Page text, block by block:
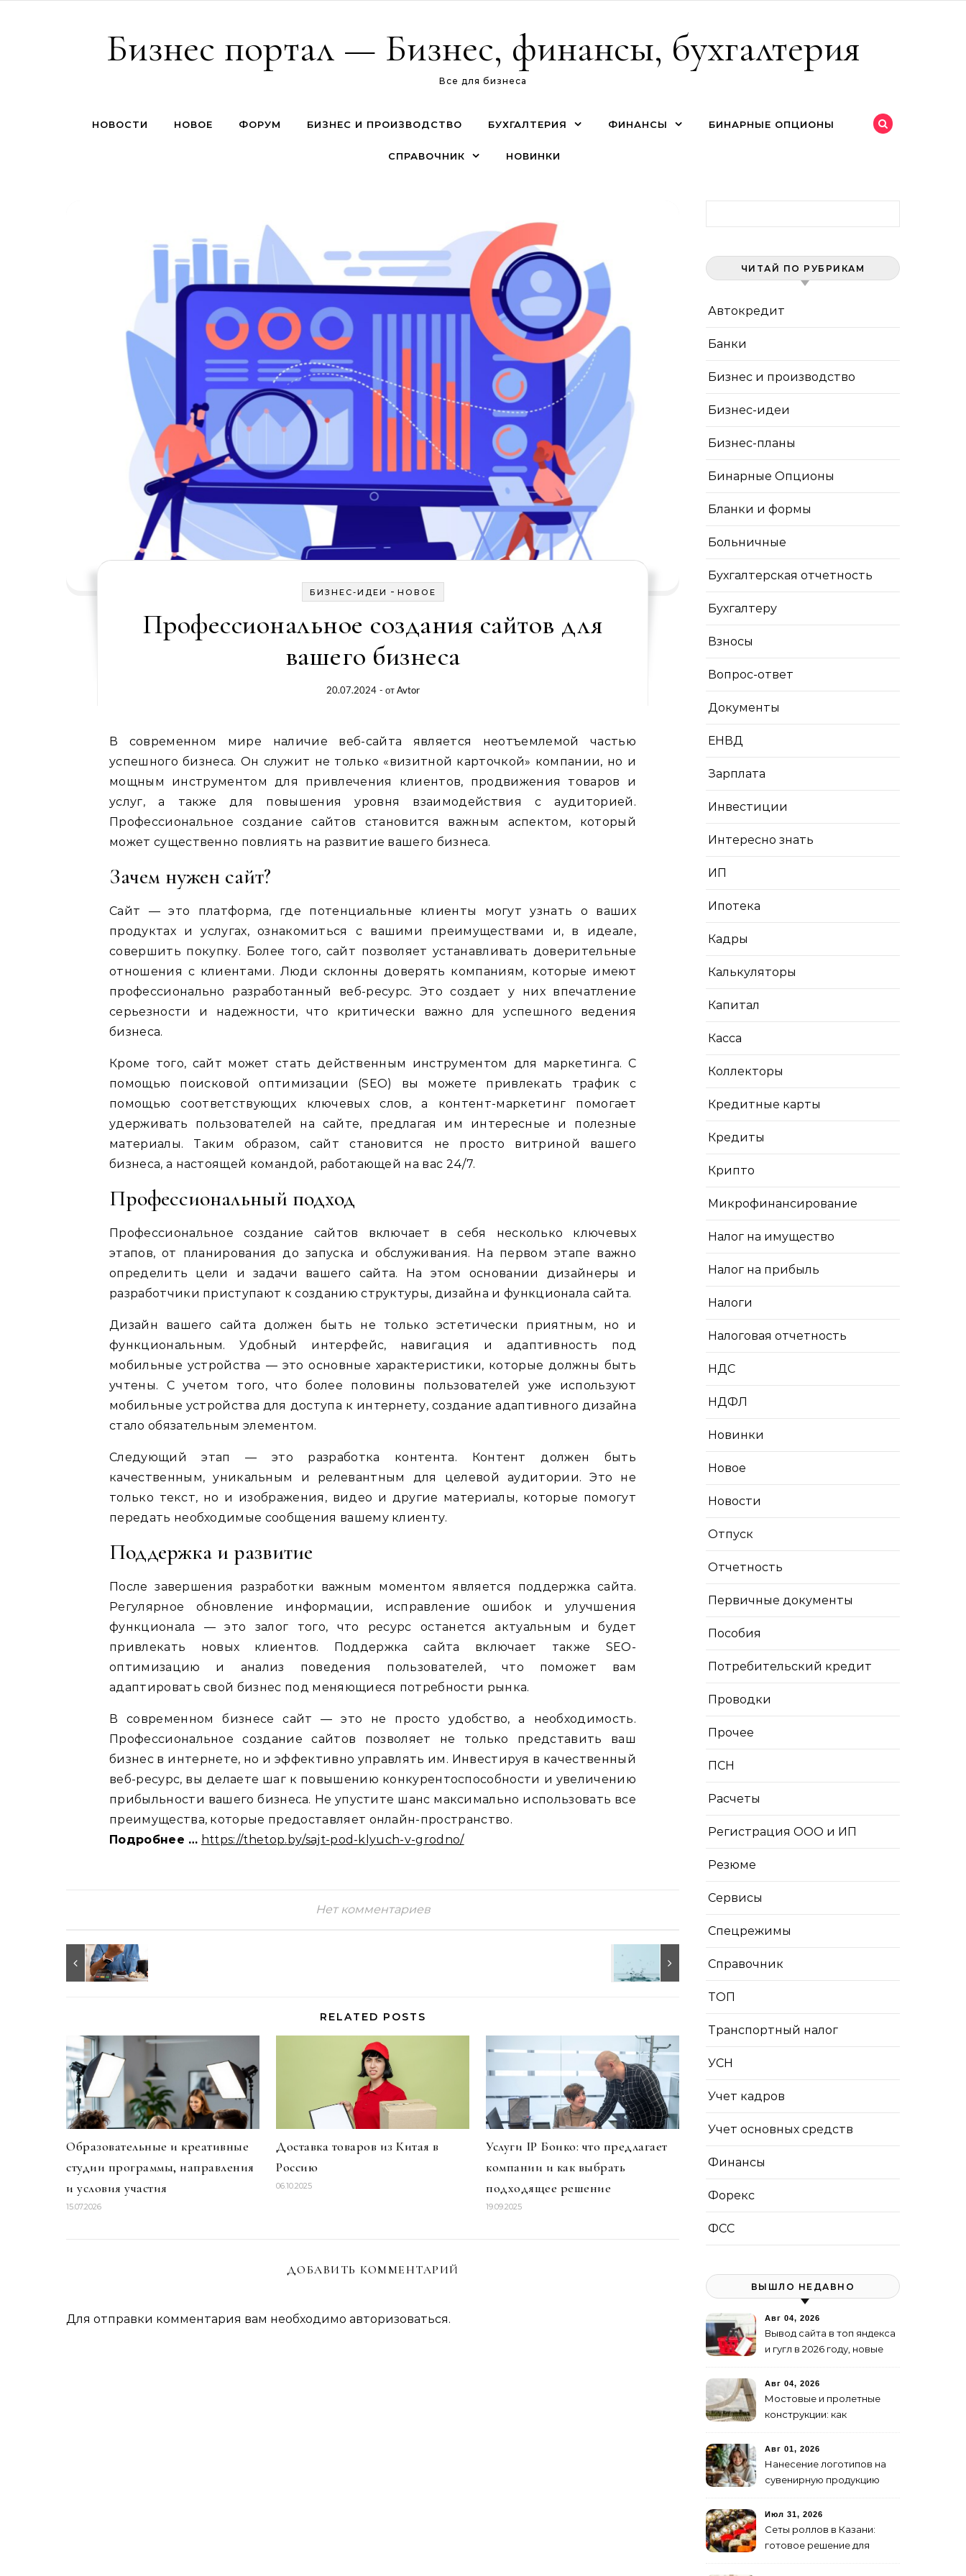
Бизнес портал — Бизнес, финансы, бухгалтерия
Все для бизнеса
НОВОСТИ НОВОЕ ФОРУМ БИЗНЕС И ПРОИЗВОДСТВО БУХГАЛТЕРИЯ ФИНАНСЫ БИНАРНЫЕ ОПЦИОНЫ
СПРАВОЧНИК НОВИНКИ
БИЗНЕС-ИДЕИ - НОВОЕ
Профессиональное создания сайтов для
вашего бизнеса
20.07.2024 - отAvtor
В современном мире наличие веб-сайта является неотъемлемой частью
успешного бизнеса. Он служит не только «визитной карточкой» компании, но и
мощным инструментом для привлечения клиентов, продвижения товаров и
услуг, а также для повышения уровня взаимодействия с аудиторией.
Профессиональное создание сайтов становится важным аспектом, который
может существенно повлиять на развитие вашего бизнеса.
Зачем нужен сайт?
Сайт — это платформа, где потенциальные клиенты могут узнать о ваших
продуктах и услугах, ознакомиться с вашими преимуществами и, в идеале,
совершить покупку. Более того, сайт позволяет устанавливать доверительные
отношения с клиентами. Люди склонны доверять компаниям, которые имеют
профессионально разработанный веб-ресурс. Это создает у них впечатление
серьезности и надежности, что критически важно для успешного ведения
бизнеса.
Кроме того, сайт может стать действенным инструментом для маркетинга. С
помощью поисковой оптимизации (SEO) вы можете привлекать трафик с
помощью соответствующих ключевых слов, а контент-маркетинг помогает
удерживать пользователей на сайте, предлагая им интересные и полезные
материалы. Таким образом, сайт становится не просто витриной вашего
бизнеса, а настоящей командой, работающей на вас 24/7.
Профессиональный подход
Профессиональное создание сайтов включает в себя несколько ключевых
этапов, от планирования до запуска и обслуживания. На первом этапе важно
определить цели и задачи вашего сайта. На этом основании дизайнеры и
разработчики приступают к созданию структуры, дизайна и функционала сайта.
Дизайн вашего сайта должен быть не только эстетически приятным, но и
функциональным. Удобный интерфейс, навигация и адаптивность под
мобильные устройства — это основные характеристики, которые должны быть
учтены. С учетом того, что более половины пользователей уже используют
мобильные устройства для доступа к интернету, создание адаптивного дизайна
стало обязательным элементом.
Следующий этап — это разработка контента. Контент должен быть
качественным, уникальным и релевантным для целевой аудитории. Это не
только текст, но и изображения, видео и другие материалы, которые помогут
передать необходимые сообщения вашему клиенту.
Поддержка и развитие
После завершения разработки важным моментом является поддержка сайта.
Регулярное обновление информации, исправление ошибок и улучшения
функционала — это залог того, что ресурс останется актуальным и будет
привлекать новых клиентов. Поддержка сайта включает также SEO-
оптимизацию и анализ поведения пользователей, что поможет вам
адаптировать свой бизнес под меняющиеся потребности рынка.
В современном бизнесе сайт — это не просто удобство, а необходимость.
Профессиональное создание сайтов позволяет не только представить ваш
бизнес в интернете, но и эффективно управлять им. Инвестируя в качественный
веб-ресурс, вы делаете шаг к повышению конкурентоспособности и увеличению
прибыльности вашего бизнеса. Не упустите шанс максимально использовать все
преимущества, которые предоставляет онлайн-пространство.
Подробнее … https://thetop.by/sajt-pod-klyuch-v-grodno/
Нет комментариев
RELATED POSTS
Образовательные и креативные
студии программы, направления
и условия участия
15.07.2026
Доставка товаров из Китая в
Россию
06.10.2025
Услуги IP Боико: что предлагает
компании и как выбрать
подходящее решение
19.09.2025
ДОБАВИТЬ КОММЕНТАРИЙ
Для отправки комментария вам необходимо авторизоваться.
ЧИТАЙ ПО РУБРИКАМ
Автокредит
Банки
Бизнес и производство
Бизнес-идеи
Бизнес-планы
Бинарные Опционы
Бланки и формы
Больничные
Бухгалтерская отчетность
Бухгалтеру
Взносы
Вопрос-ответ
Документы
ЕНВД
Зарплата
Инвестиции
Интересно знать
ИП
Ипотека
Кадры
Калькуляторы
Капитал
Касса
Коллекторы
Кредитные карты
Кредиты
Крипто
Микрофинансирование
Налог на имущество
Налог на прибыль
Налоги
Налоговая отчетность
НДС
НДФЛ
Новинки
Новое
Новости
Отпуск
Отчетность
Первичные документы
Пособия
Потребительский кредит
Проводки
Прочее
ПСН
Расчеты
Регистрация ООО и ИП
Резюме
Сервисы
Спецрежимы
Справочник
ТОП
Транспортный налог
УСН
Учет кадров
Учет основных средств
Финансы
Форекс
ФСС
ВЫШЛО НЕДАВНО
Авг 04, 2026
Вывод сайта в топ яндекса
и гугл в 2026 году, новые
Авг 04, 2026
Мостовые и пролетные
конструкции: как
изготовление и поставку
Авг 01, 2026
Нанесение логотипов на
сувенирную продукцию
Июл 31, 2026
Сеты роллов в Казани:
готовое решение для